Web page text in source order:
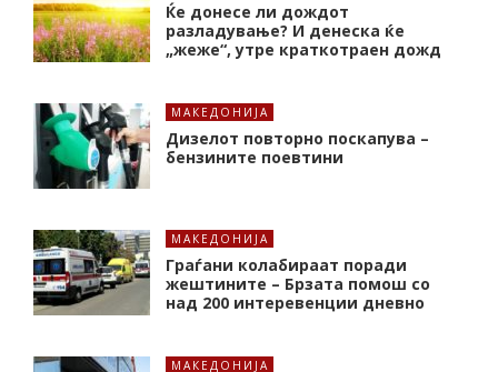
Ќе донесе ли дождот
разладување? И денеска ќе
„жеже“, утре краткотраен дожд
МАКЕДОНИЈА
Дизелот повторно поскапува –
бензините поевтини
МАКЕДОНИЈА
Граѓани колабираат поради
жештините – Брзата помош со
над 200 интеревенции дневно
МАКЕДОНИЈА